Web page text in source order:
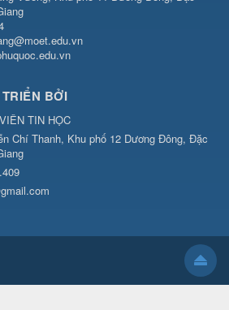
BỞI
TIN HỌC
Chí Thanh, Khu phố 12 Dương Đông, Đặc